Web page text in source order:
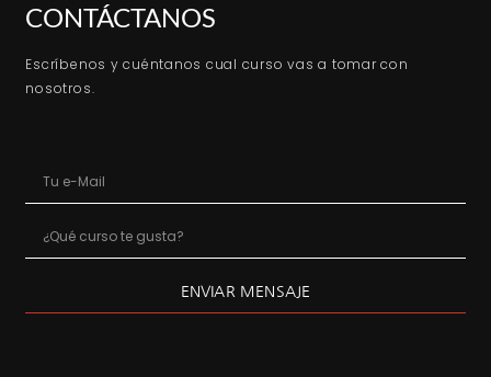
CONTÁCTANOS
Escríbenos y cuéntanos cual curso vas a tomar con
nosotros.
ENVIAR MENSAJE